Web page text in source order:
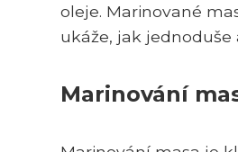
oleje. Marinované
ukáže, jak
Marinování